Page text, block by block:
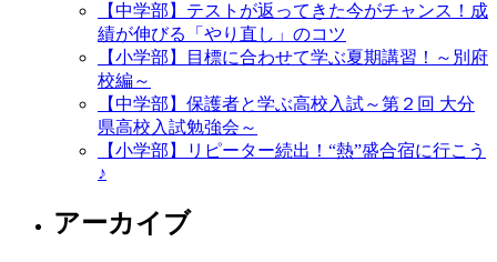
【中学部】テストが返ってきた今がチャンス！成
績が伸びる「やり直し」のコツ
【小学部】目標に合わせて学ぶ夏期講習！～別府
校編～
【中学部】保護者と学ぶ高校入試～第２回 大分
県高校入試勉強会～
【小学部】リピーター続出！“熱”盛合宿に行こう
♪
アーカイブ